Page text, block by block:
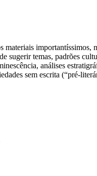
materiais importantíssimos,
sugerir temas, padrões
análises
sem escrita (“pré-